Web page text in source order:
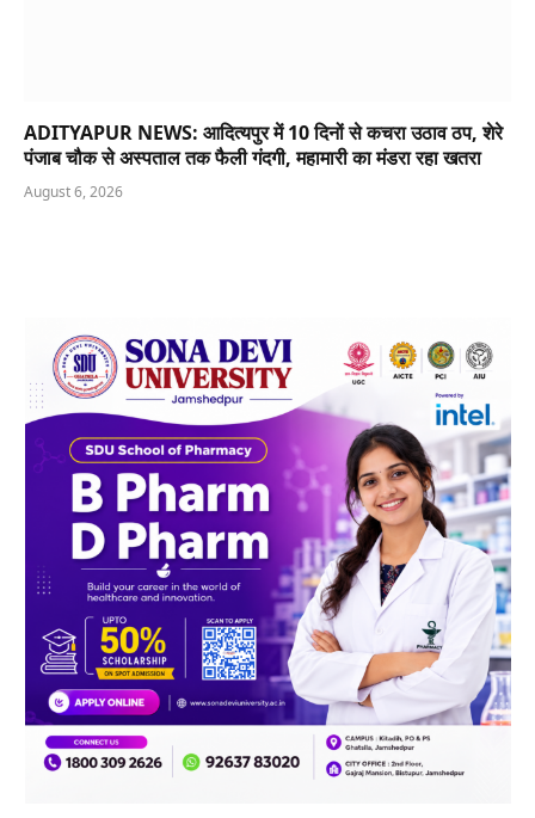
ADITYAPUR NEWS: आदित्यपुर में 10 दिनों से कचरा उठाव ठप, शेरे
पंजाब चौक से अस्पताल तक फैली गंदगी, महामारी का मंडरा रहा खतरा
August 6, 2026